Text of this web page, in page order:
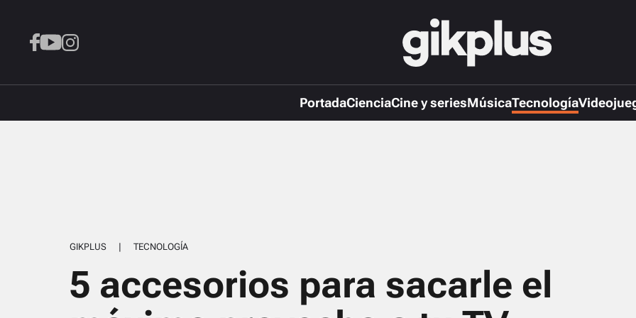
PortadaCienciaCine y seriesMúsicaTecnología
GIKPLUS | TECNOLOGÍA
5 accesorios para sacarle el